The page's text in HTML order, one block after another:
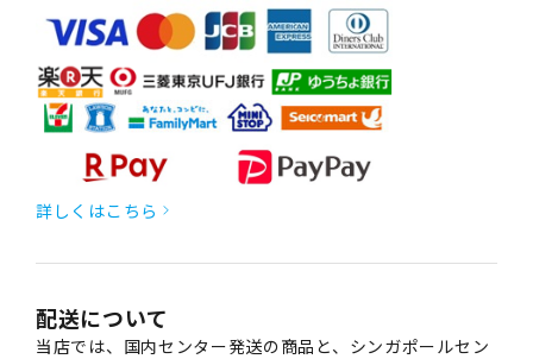
詳しくはこちら
配送について
当店では、国内センター発送の商品と、シンガポールセン